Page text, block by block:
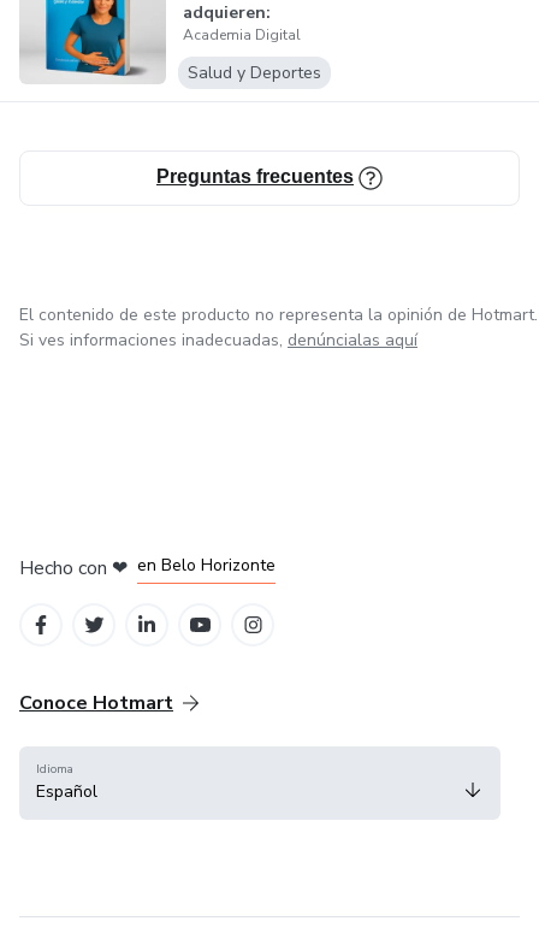
adquieren:
Academia Digital
Salud y Deportes
Preguntas frecuentes
El contenido de este producto no representa la opinión de Hotmart.
Si ves informaciones inadecuadas, denúncialas aquí
Hecho con ❤ en Belo Horizonte
Conoce Hotmart
Idioma
Español